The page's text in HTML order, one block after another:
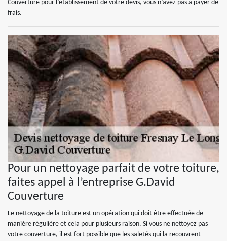
Couverture pour l’établissement de votre devis, vous n’avez pas à payer de
frais.
Pour un nettoyage parfait de votre toiture,
faites appel à l’entreprise G.David
Couverture
Le nettoyage de la toiture est un opération qui doit être effectuée de
manière régulière et cela pour plusieurs raison. Si vous ne nettoyez pas
votre couverture, il est fort possible que les saletés qui la recouvrent